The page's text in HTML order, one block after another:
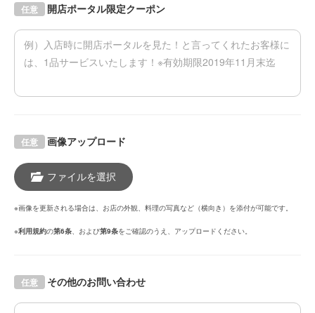
開店ポータル限定クーポン
任意
画像アップロード
任意
ファイルを選択
※画像を更新される場合は、お店の外観、料理の写真など（横向き）を添付が可能です。
※利用規約の第6条 、および第9条をご確認のうえ、アップロードください。
その他のお問い合わせ
任意